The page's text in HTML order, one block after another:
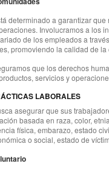
determinado a garantizar
Involucramos a los
de los empleados a
promoviendo la calidad de
que los derechos
servicios y
LABORALES
asegurar que sus
basada en raza, color,
física, embarazo, estado
o social, estado de